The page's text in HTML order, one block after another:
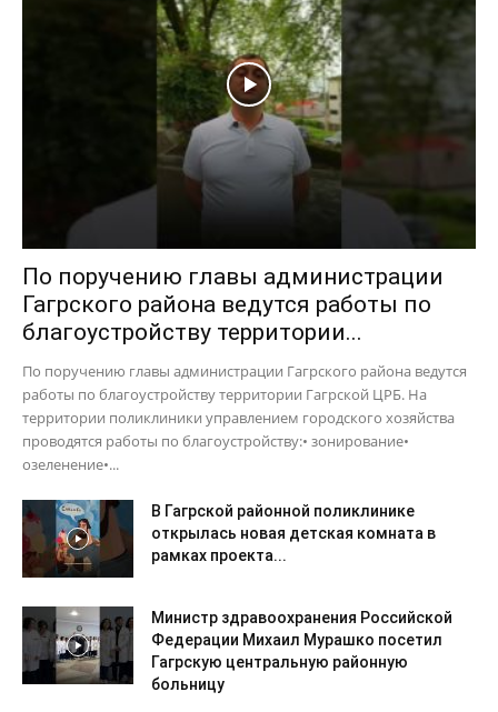
По поручению главы администрации
Гагрского района ведутся работы по
благоустройству территории...
По поручению главы администрации Гагрского района ведутся
работы по благоустройству территории Гагрской ЦРБ. На
территории поликлиники управлением городского хозяйства
проводятся работы по благоустройству:• зонирование•
озеленение•...
В Гагрской районной поликлинике
открылась новая детская комната в
рамках проекта...
Министр здравоохранения Российской
Федерации Михаил Мурашко посетил
Гагрскую центральную районную
больницу